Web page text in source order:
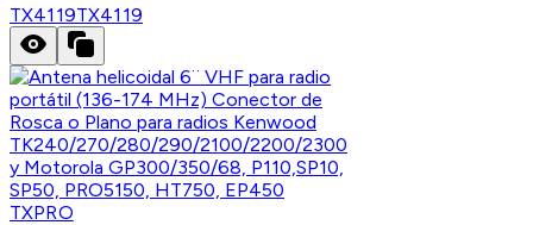
TX4119TX4119
TXPRO